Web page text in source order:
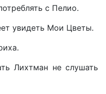
с Пелио.
увидеть Мои Цветы.
Лихтман не слушать